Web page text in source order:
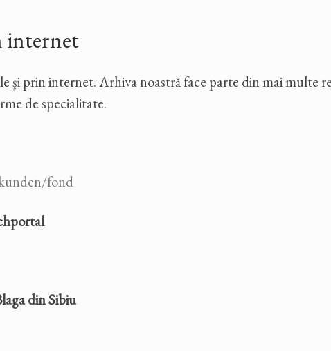
internet
şi prin internet. Arhiva noastră face parte din mai multe
de specialitate.
fond
din Sibiu